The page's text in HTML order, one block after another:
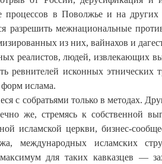
процессов в Поволжье и на других
разрешить межнациональные
из них, вайнахов и
реалистов, людей, извлекающих
ревнителей исконных этнических
ислама.
с собратьями только в методах.
же, стремясь к собственной
исламской церкви, бизнес-
международных исламских
для таких кавказцев —